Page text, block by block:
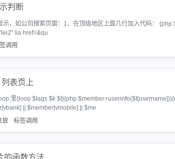
判断
示，如公司搜索页面：1、在顶级地区上面几行加入代码：
lia href=&qu
调用
表页上
里{loop $tags $k $t}{php
|| $member[vmobile] || $me
放 标签调用